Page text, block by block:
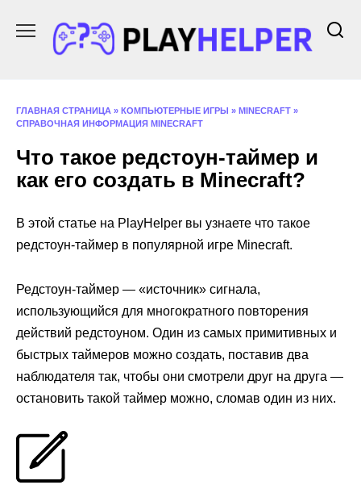
содержанию
ГЛАВНАЯ СТРАНИЦА » КОМПЬЮТЕРНЫЕ ИГРЫ » MINECRAFT »
СПРАВОЧНАЯ ИНФОРМАЦИЯ MINECRAFT
Что такое редстоун-таймер и
как его создать в Minecraft?
В этой статье на PlayHelper вы узнаете что такое
редстоун-таймер в популярной игре Minecraft.
Редстоун-таймер — «источник» сигнала,
использующийся для многократного повторения
действий редстоуном. Один из самых примитивных и
быстрых таймеров можно создать, поставив два
наблюдателя так, чтобы они смотрели друг на друга —
остановить такой таймер можно, сломав один из них.